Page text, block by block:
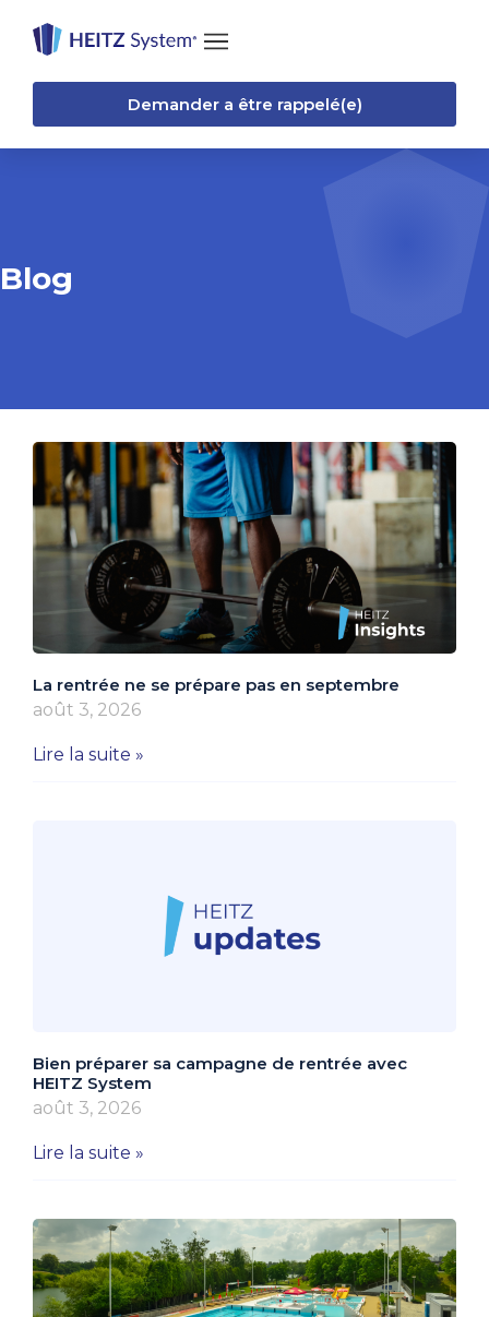
Demander a être rappelé(e)
Blog
La rentrée ne se prépare pas en septembre
août 3, 2026
Lire la suite »
Bien préparer sa campagne de rentrée avec
HEITZ System
août 3, 2026
Lire la suite »